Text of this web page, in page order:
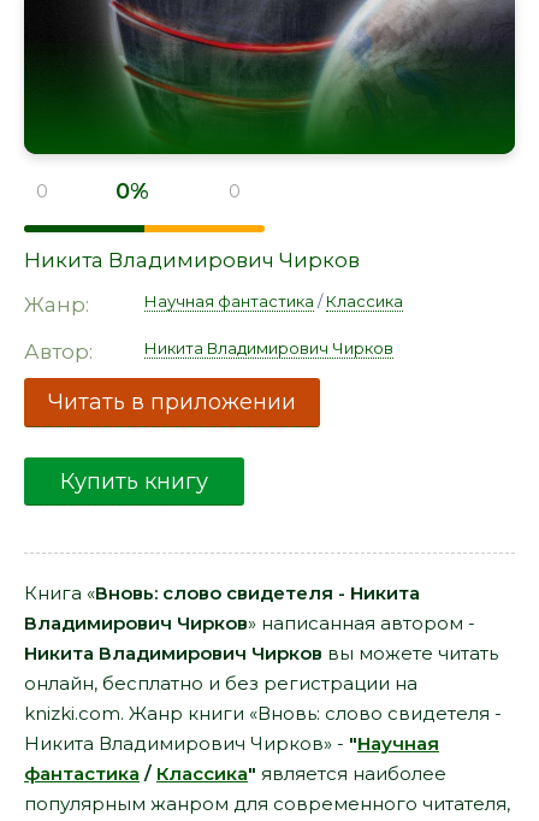
0 0% 0
Никита Владимирович Чирков
Жанр:
Научная фантастика /Классика
Автор: Никита Владимирович Чирков
Читать в приложении
Купить книгу
Книга «Вновь: слово свидетеля - Никита
Владимирович Чирков» написанная автором -
Никита Владимирович Чирков вы можете читать
онлайн, бесплатно и без регистрации на
knizki.com. Жанр книги «Вновь: слово свидетеля -
Никита Владимирович Чирков» - "Научная
фантастика / Классика" является наиболее
популярным жанром для современного читателя,